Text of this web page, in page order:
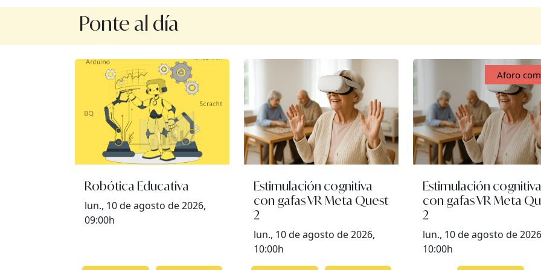
Ponte al día
Robótica Educativa
lun., 10 de agosto de 2026,
09:00h
Estimulación cognitiva
con gafas VR Meta Quest
2
lun., 10 de agosto de 2026,
10:00h
Aforo
Estimulación cognitiva
con gafas VR Meta
2
lun., 10 de agosto de
10:00h